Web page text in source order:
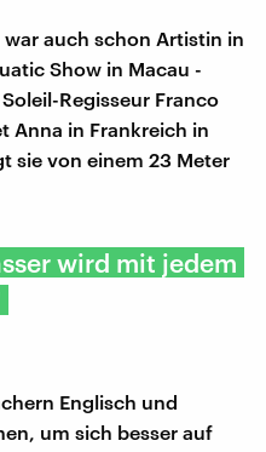
auch schon Artistin in
Show in Macau -
Regisseur Franco
Anna in Frankreich in
sie von einem 23 Meter
wird mit jedem
Englisch und
um sich besser auf